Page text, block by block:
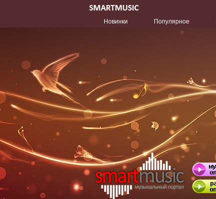
Новинки
Популярное